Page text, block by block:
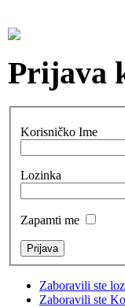
Prijava
Korisničko Ime
Lozinka
Zapamti me
Zaboravili ste
Zaboravili ste